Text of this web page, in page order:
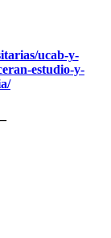
ucab-y-
estudio-y-